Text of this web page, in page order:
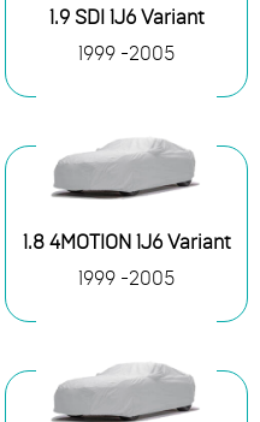
1.9 SDI 1J6 Variant
1999 -2005
1.8 4MOTION 1J6 Variant
1999 -2005